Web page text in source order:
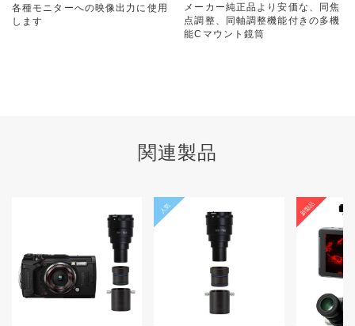
各種モニターへの映像出力に使用
します
メーカー純正品より安価な、同焦
点調整、同軸調整機能付きの多機
能Cマウント鏡筒
関連製品